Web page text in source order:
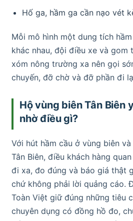
Hố ga, hầm ga cần nạo vét
Mỗi mô hình một dung tích
khác nhau, đội điều xe và gom
xóm nông trường xa nên gọi
chuyến, đỡ chờ và đỡ phần đi
Hộ vùng biên Tân Biên
nhờ điều gì?
Với hút hầm cầu ở vùng biên
Tân Biên, điều khách hàng
đi xa, đo đúng và báo giá thật
chứ không phải lời quảng cáo.
Toàn Việt giữ đúng những tiêu
chuyên dụng có đồng hồ đo,